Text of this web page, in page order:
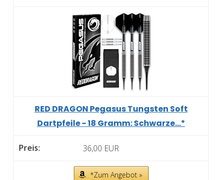
RED DRAGON Pegasus Tungsten Soft
Dartpfeile - 18 Gramm: Schwarze...*
36,00 EUR
*Zum Angebot »